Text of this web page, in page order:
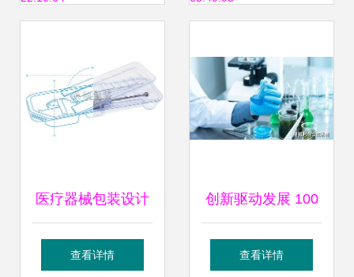
医疗器械包装设计
为何应在产品开发
查看详情
创新驱动发展 100
个创新医疗器械获
查看详情